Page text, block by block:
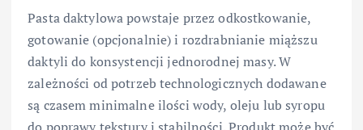
Pasta daktylowa powstaje przez odkostkowanie,
gotowanie (opcjonalnie) i rozdrabnianie miąższu
daktyli do konsystencji jednorodnej masy. W
zależności od potrzeb technologicznych dodawane
są czasem minimalne ilości wody, oleju lub syropu